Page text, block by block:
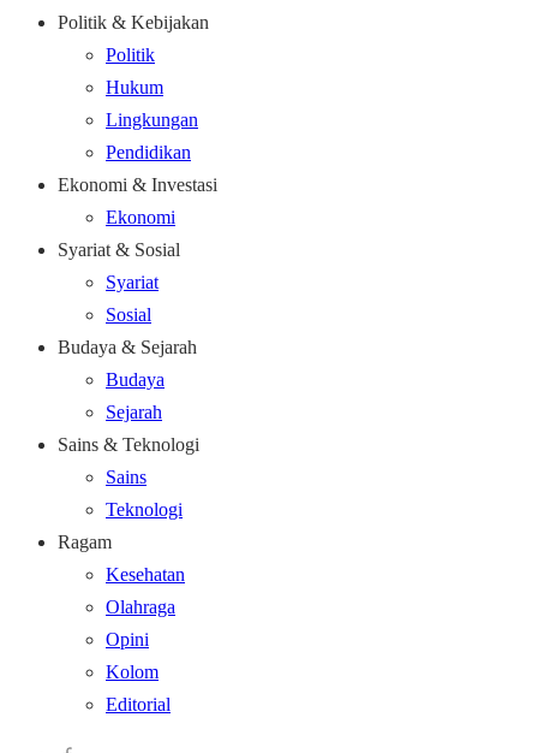
Politik & Kebijakan
Politik
Hukum
Lingkungan
Pendidikan
Ekonomi & Investasi
Ekonomi
Syariat & Sosial
Syariat
Sosial
Budaya & Sejarah
Budaya
Sejarah
Sains & Teknologi
Sains
Teknologi
Ragam
Kesehatan
Olahraga
Opini
Kolom
Editorial